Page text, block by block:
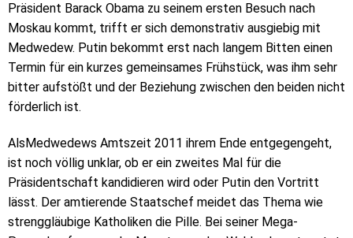
Präsident Barack Obama zu seinem ersten Besuch nach
Moskau kommt, trifft er sich demonstrativ ausgiebig mit
Medwedew. Putin bekommt erst nach langem Bitten einen
Termin für ein kurzes gemeinsames Frühstück, was ihm sehr
bitter aufstößt und der Beziehung zwischen den beiden nicht
förderlich ist.
AlsMedwedews Amtszeit 2011 ihrem Ende entgegengeht,
ist noch völlig unklar, ob er ein zweites Mal für die
Präsidentschaft kandidieren wird oder Putin den Vortritt
lässt. Der amtierende Staatschef meidet das Thema wie
strenggläubige Katholiken die Pille. Bei seiner Mega-